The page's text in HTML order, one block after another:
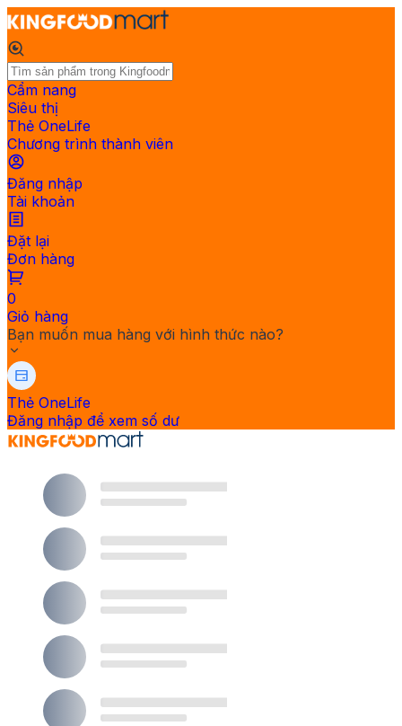
Cẩm nang
Siêu thị
Thẻ OneLife
Chương trình thành viên
Đăng nhập
Tài khoản
Đặt lại
Đơn hàng
0
Giỏ hàng
Bạn muốn mua hàng với hình thức nào?
Thẻ OneLife
Đăng nhập để xem số dư